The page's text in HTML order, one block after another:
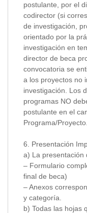
postulante, por el
codirector (si
de investigación,
orientado por la
investigación en
director de beca
convocatoria se
a los proyectos no
investigación. Los
programas NO
postulante en el
Programa/Proyecto.
6. Presentación
a) La presentación
– Formulario
final de beca)
– Anexos
y categoría.
b) Todas las hojas